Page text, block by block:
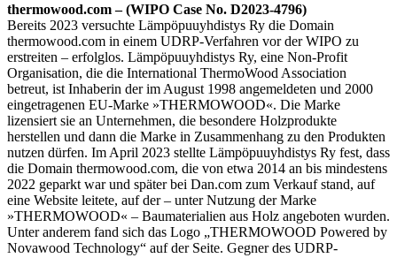
thermowood.com – (WIPO Case No. D2023-4796)
Bereits 2023 versuchte Lämpöpuuyhdistys Ry die Domain
thermowood.com in einem UDRP-Verfahren vor der WIPO zu
erstreiten – erfolglos. Lämpöpuuyhdistys Ry, eine Non-Profit
Organisation, die die International ThermoWood Association
betreut, ist Inhaberin der im August 1998 angemeldeten und 2000
eingetragenen EU-Marke »THERMOWOOD«. Die Marke
lizensiert sie an Unternehmen, die besondere Holzprodukte
herstellen und dann die Marke in Zusammenhang zu den Produkten
nutzen dürfen. Im April 2023 stellte Lämpöpuuyhdistys Ry fest, dass
die Domain thermowood.com, die von etwa 2014 an bis mindestens
2022 geparkt war und später bei Dan.com zum Verkauf stand, auf
eine Website leitete, auf der – unter Nutzung der Marke
»THERMOWOOD« – Baumaterialien aus Holz angeboten wurden.
Unter anderem fand sich das Logo „THERMOWOOD Powered by
Novawood Technology“ auf der Seite. Gegner des UDRP-